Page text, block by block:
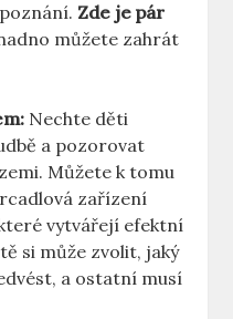
Zde je pár
můžete ‍zahrát
Nechte děti
a pozorovat
​Můžete k tomu
zařízení
vytvářejí efektní
⁣si může zvolit, jaký
a ostatní musí